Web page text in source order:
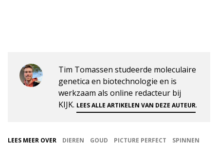
Tim Tomassen studeerde moleculaire
genetica en biotechnologie en is
werkzaam als online redacteur bij
KIJK. LEES ALLE ARTIKELEN VAN DEZE AUTEUR.
LEES MEER OVER DIEREN GOUD PICTURE PERFECT SPINNEN